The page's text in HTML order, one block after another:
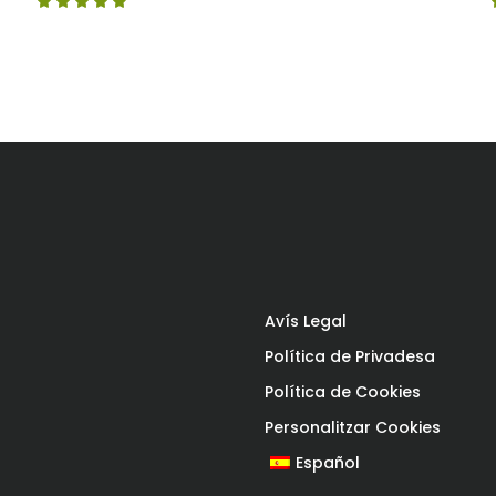
Avís Legal
Política de Privadesa
Política de Cookies
Personalitzar Cookies
Español